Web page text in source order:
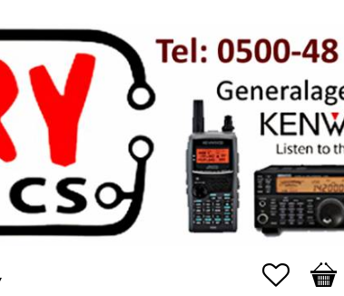
Favorites
Basket